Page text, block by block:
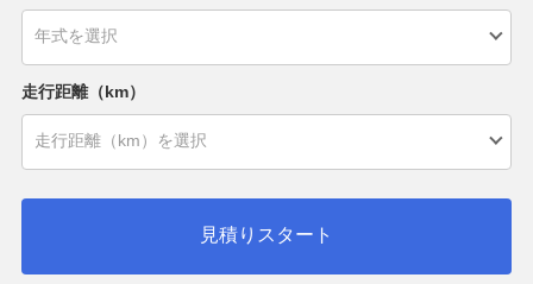
走行距離（km）
見積りスタート